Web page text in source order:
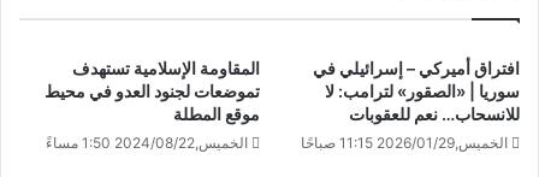
افتراق أميركي – إسرائيلي في
سوريا | «الصقور» لترامب: لا
للانسحاب… نعم للعقوبات
الخميس,2026/01/29 11:15 صباحًا
المقاومة الإسلامية تستهدف
تموضعات لجنود العدو في محيط
موقع المطلة
الخميس,2024/08/22 1:50 مساءً